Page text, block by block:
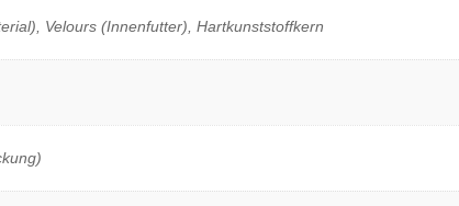
Velours (Innenfutter), Hartkunststoffkern